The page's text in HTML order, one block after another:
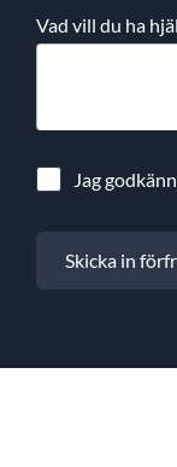
Vad vill du ha
Jag
Skicka in